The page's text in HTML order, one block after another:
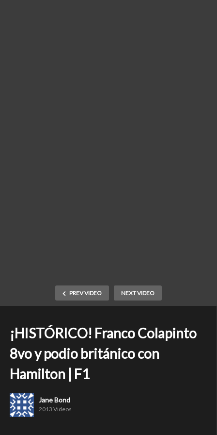
PREV VIDEO NEXT VIDEO
¡HISTÓRICO! Franco Colapinto
8vo y podio británico con
Hamilton | F1
Jane Bond
2013 Videos